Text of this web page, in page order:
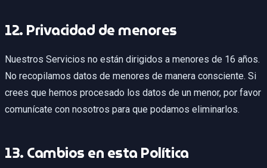
12. Privacidad de menores
Nuestros Servicios no están dirigidos a menores de 16 años.
No recopilamos datos de menores de manera consciente. Si
crees que hemos procesado los datos de un menor, por favor
comunícate con nosotros para que podamos eliminarlos.
13. Cambios en esta Política